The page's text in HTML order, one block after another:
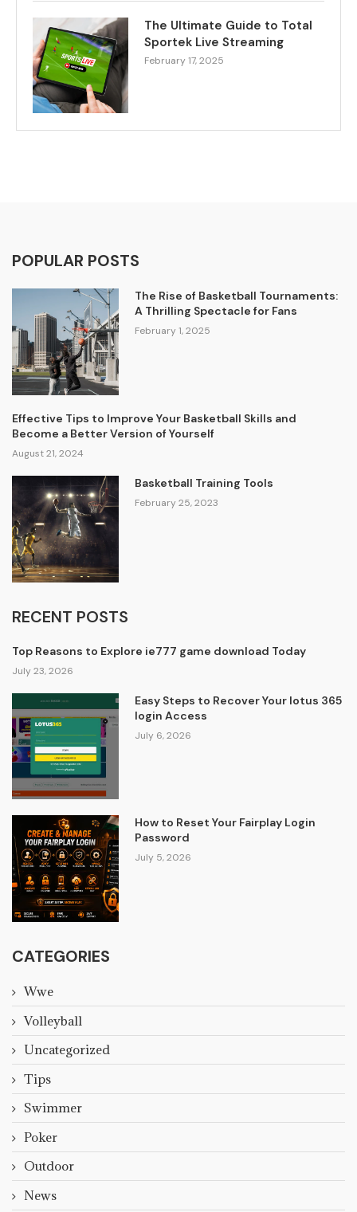
The Ultimate Guide to Total
Sportek Live Streaming
February 17, 2025
POPULAR POSTS
The Rise of Basketball Tournaments:
A Thrilling Spectacle for Fans
February 1, 2025
Effective Tips to Improve Your Basketball Skills and
Become a Better Version of Yourself
August 21, 2024
Basketball Training Tools
February 25, 2023
RECENT POSTS
Top Reasons to Explore ie777 game download Today
July 23, 2026
Easy Steps to Recover Your lotus 365
login Access
July 6, 2026
How to Reset Your Fairplay Login
Password
July 5, 2026
CATEGORIES
Wwe
Volleyball
Uncategorized
Tips
Swimmer
Poker
Outdoor
News